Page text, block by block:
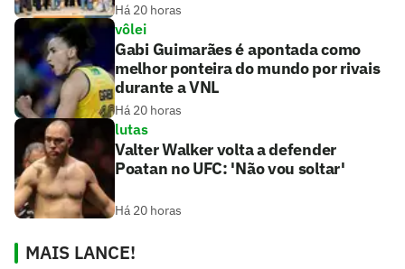
Há 20 horas
vôlei
Gabi Guimarães é apontada como
melhor ponteira do mundo por rivais
durante a VNL
Há 20 horas
lutas
Valter Walker volta a defender
Poatan no UFC: 'Não vou soltar'
Há 20 horas
MAIS LANCE!